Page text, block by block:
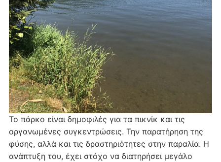
Το πάρκο είναι δημοφιλές για τα πικνίκ και τις
οργανωμένες συγκεντρώσεις. Την παρατήρηση της
φύσης, αλλά και τις δραστηριότητες στην παραλία. Η
ανάπτυξη του, έχει στόχο να διατηρήσει μεγάλο